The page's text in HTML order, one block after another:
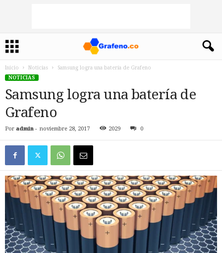
Inicio Noticias
Samsung logra una batería de Grafeno
NOTICIAS
Samsung logra una batería de
Grafeno
Por admin - noviembre 28, 2017 2029 0